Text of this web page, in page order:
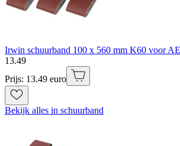
Irwin schuurband 100 x 560 mm K60 voor
13.49
Prijs: 13.49 euro
Bekijk alles in schuurband